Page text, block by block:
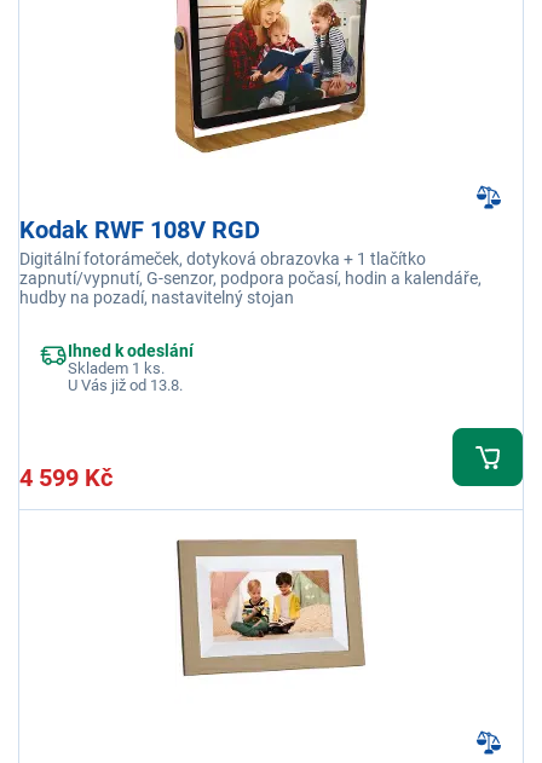
Kodak RWF 108V RGD
Digitální fotorámeček, dotyková obrazovka + 1 tlačítko
zapnutí/vypnutí, G-senzor, podpora počasí, hodin a kalendáře,
hudby na pozadí, nastavitelný stojan
Ihned k odeslání
Skladem 1 ks.
U Vás již od 13.8.
4 599 Kč